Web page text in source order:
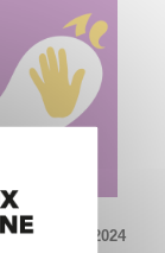
septembre 2024